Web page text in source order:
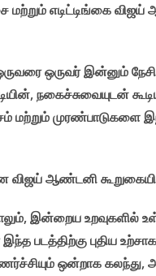
மற்றும் எடிட்டிங்கை
ஒருவரை ஒருவர் இன்னும்
நகைச்சுவையுடன்
மற்றும் முரண்பாடுகளை
விஜய் ஆண்டனி
இன்றைய
படத்திற்கு புதிய
ஒன்றாக கலந்து,